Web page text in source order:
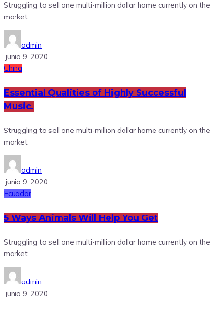
Struggling to sell one multi-million dollar home currently on the
market
admin
junio 9, 2020
China
Essential Qualities of Highly Successful
Music.
Struggling to sell one multi-million dollar home currently on the
market
admin
junio 9, 2020
Ecuador
5 Ways Animals Will Help You Get
Struggling to sell one multi-million dollar home currently on the
market
admin
junio 9, 2020